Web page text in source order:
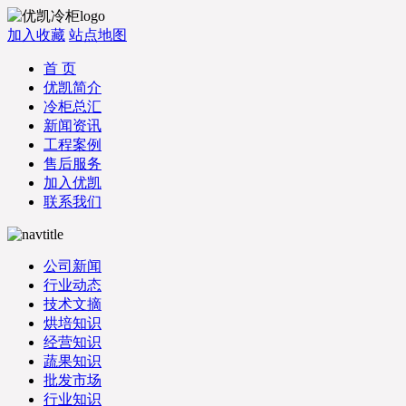
加入收藏 站点地图
首 页
优凯简介
冷柜总汇
新闻资讯
工程案例
售后服务
加入优凯
联系我们
公司新闻
行业动态
技术文摘
烘培知识
经营知识
蔬果知识
批发市场
行业知识